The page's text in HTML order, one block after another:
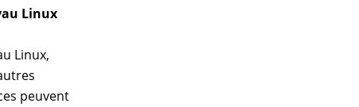
Linux
Linux,
peuvent